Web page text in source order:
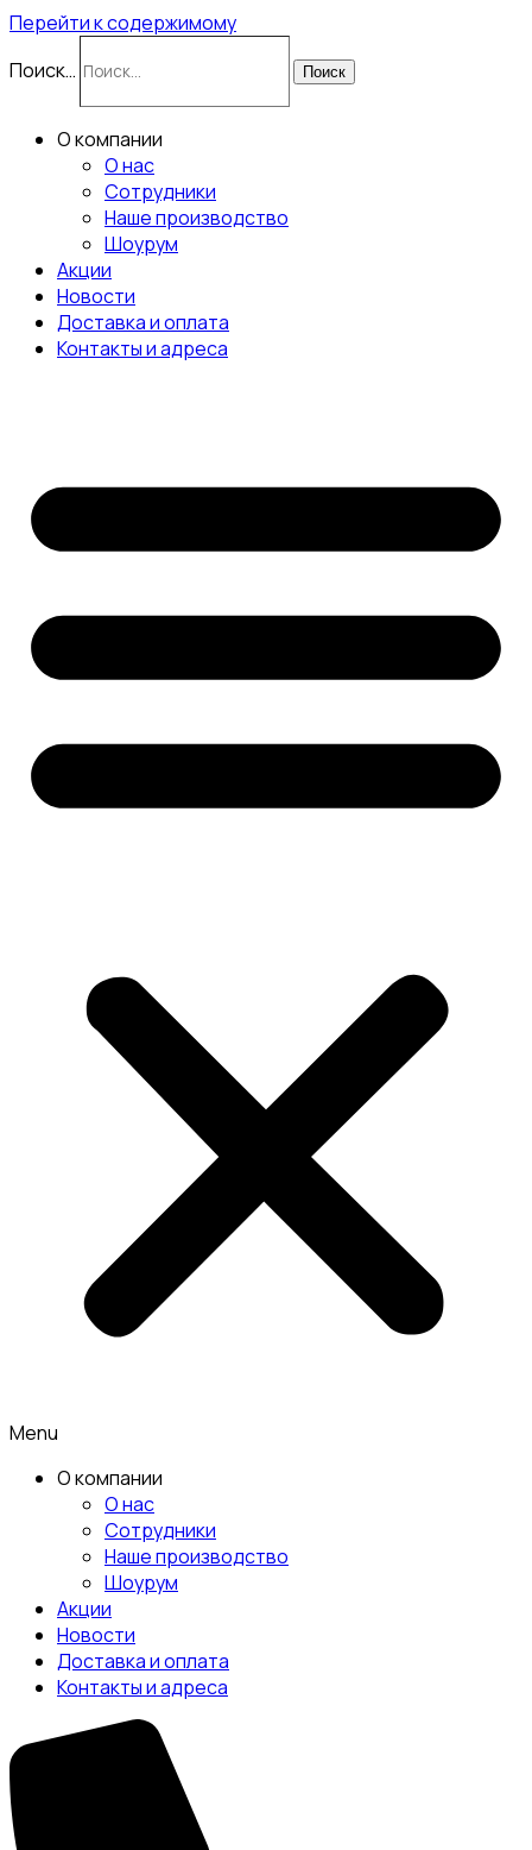
Перейти к содержимому
Поиск…
Поиск
О компании
О нас
Сотрудники
Наше производство
Шоурум
Акции
Новости
Доставка и оплата
Контакты и адреса
Menu
О компании
О нас
Сотрудники
Наше производство
Шоурум
Акции
Новости
Доставка и оплата
Контакты и адреса